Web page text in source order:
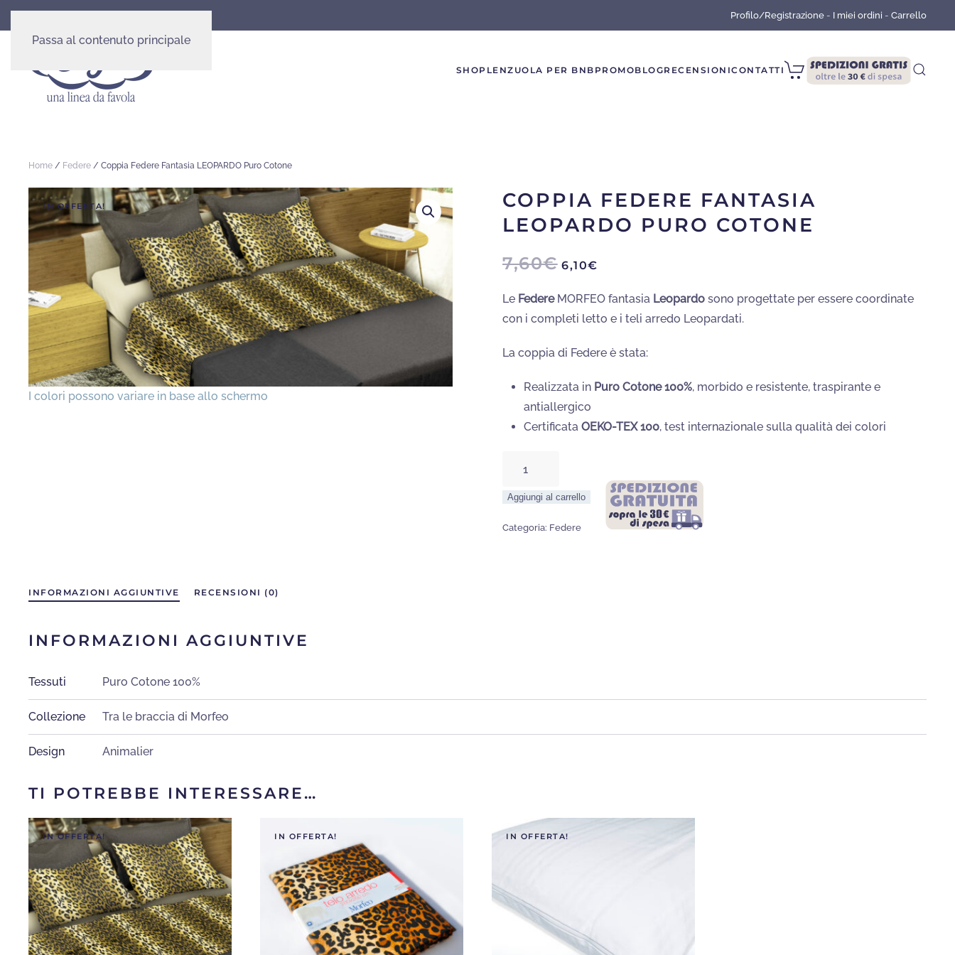
Passa al contenuto principale
Profilo/Registrazione - I miei ordini - Carrello
SHOP LENZUOLA PER BNB PROMOBLOGRECENSIONICONTATTI
Home / Federe / Coppia Federe Fantasia LEOPARDO Puro Cotone
IN OFFERTA!
COPPIA FEDERE FANTASIA
LEOPARDO PURO COTONE
7,60€ IL
PREZZO
ERA:
7,60€.
6,10€
È:
6,10€.
Le Federe MORFEO fantasia Leopardo sono progettate per essere coordinate
con i completi letto e i teli arredo Leopardati.
La coppia di Federe è stata:
Realizzata in Puro Cotone 100%, morbido e resistente, traspirante e
antiallergico
Certificata OEKO-TEX 100, test internazionale sulla qualità dei colori
Fantasia
Aggiungi al carrello
Categoria: Federe
INFORMAZIONI AGGIUNTIVE RECENSIONI (0)
INFORMAZIONI AGGIUNTIVE
Tessuti Puro Cotone 100%
Collezione Tra le braccia di Morfeo
Design Animalier
TI POTREBBE INTERESSARE…
IN OFFERTA! IN OFFERTA! IN OFFERTA!